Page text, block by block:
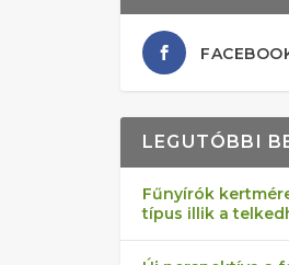
LEGUTÓBBI
Fűnyírók
típus illik a